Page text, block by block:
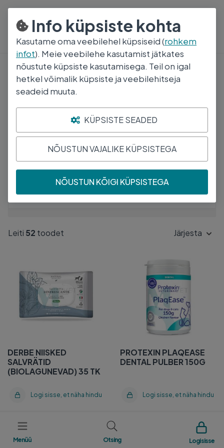
E-R 8:30-17:00
Menüü Otsing Logi sisse
Tervise ja hooldustooted
Hooldus ja hügieen
Hooldus ja hügieen Hügieenitarbed
Kõrvad, silmad, nahk Käpad Suuhügieen
Bränd Tootja Toimeaine
Leiti 52 toodet Järjesta
SALVRÄTID
(BIOLAGUNEVAD) 35 TK
DERBE NIISKED
SALVRÄTID
(BIOLAGUNEVAD) 35 TK
Logi sisse, et näha hindu
PROTEXIN PLAQEASE
PROTEXIN PLAQEASE
DENTAL PULBER 150G
Logi sisse, et näha hindu
PROTEXIN PLAQEASE
DENTAL PULBER 75G
ENSÜMAATILINE SPREI
Info küpsiste kohta
Kasutame oma veebilehel küpsiseid (rohkem
infot). Meie veebilehe kasutamist jätkates
nõustute küpsiste kasutamisega. Teil on igal
hetkel võimalik küpsiste ja veebilehitseja
seadeid muuta.
KÜPSISTE SEADED
NÕUSTUN VAJALIKE KÜPSISTEGA
NÕUSTUN KÕIGI KÜPSISTEGA